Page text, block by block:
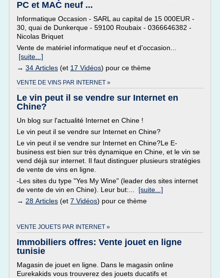
PC et MAC neuf ...
Informatique Occasion - SARL au capital de 15 000EUR -
30, quai de Dunkerque - 59100 Roubaix - 0366646382 -
Nicolas Briquet
Vente de matériel informatique neuf et d'occasion...
[suite...]
→ 34 Articles (et 17 Vidéos) pour ce thème
VENTE DE VINS PAR INTERNET »
Le vin peut il se vendre sur Internet en
Chine?
Un blog sur l'actualité Internet en Chine !
Le vin peut il se vendre sur Internet en Chine?
Le vin peut il se vendre sur Internet en Chine?Le E-
business est bien sur très dynamique en Chine, et le vin se
vend déjà sur internet. Il faut distinguer plusieurs stratégies
de vente de vins en ligne.
-Les sites du type "Yes My Wine" (leader des sites internet
de vente de vin en Chine). Leur but:... [suite...]
→ 28 Articles (et 7 Vidéos) pour ce thème
VENTE JOUETS PAR INTERNET »
Immobiliers offres: Vente jouet en ligne
tunisie
Magasin de jouet en ligne. Dans le magasin online
Eurekakids vous trouverez des jouets ducatifs et